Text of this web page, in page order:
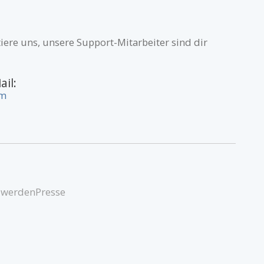
uns, unsere Support-Mitarbeiter sind dir
Presse